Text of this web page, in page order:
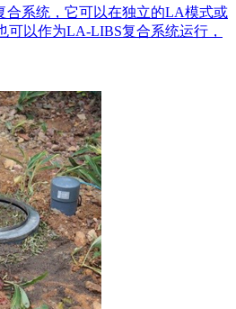
合系统，它可以在独立的LA模式或
可以作为LA-LIBS复合系统运行，